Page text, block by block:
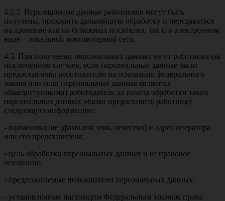
4.2.2. Персональные данные работников могут быть
получены, проходить дальнейшую обработку и передаваться
на хранение как на бумажных носителях, так и в электронном
виде – локальной компьютерной сети.
4.3. При получении персональных данных не от работника (за
исключением случаев, если персональные данные были
предоставлены работодателю на основании федерального
закона или если персональные данные являются
общедоступными) работодатель до начала обработки таких
персональных данных обязан предоставить работнику
следующую информацию:
- наименование (фамилия, имя, отчество) и адрес оператора
или его представителя;
- цель обработки персональных данных и ее правовое
основание;
- предполагаемые пользователи персональных данных;
- установленные настоящим Федеральным законом права